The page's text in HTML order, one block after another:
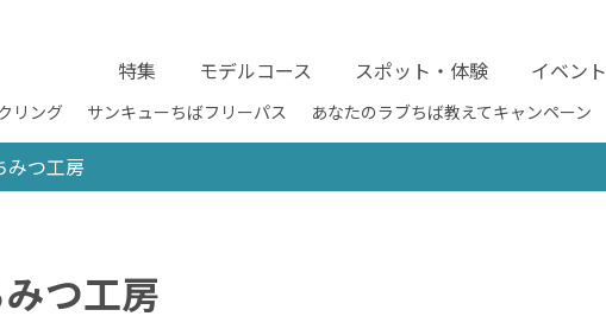
特集 モデルコース スポット・体験 イベント
リング サンキューちばフリーパス あなたのラブちば教えてキャンペーン
みつ工房
つ工房